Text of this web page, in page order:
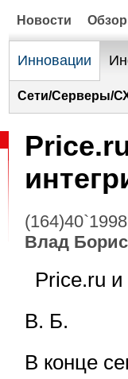
Новости
Инновации
Сети/Серверы/
(164)40`1998
Влад
Price.ru и
В. Б.
В конце